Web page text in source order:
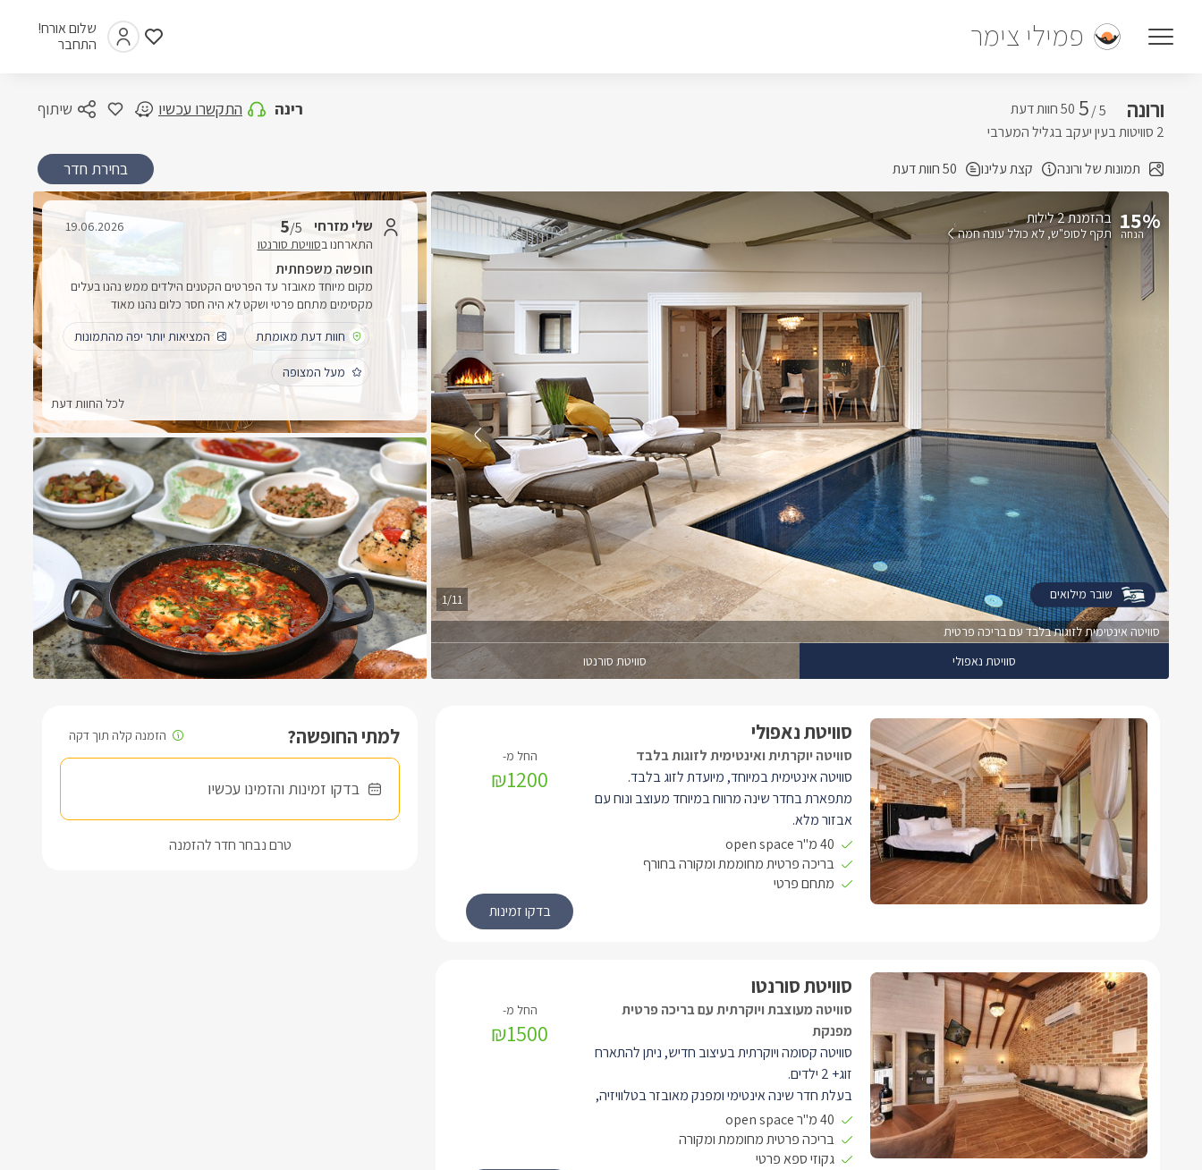
פמילי צימר
שלום אורח!
התחבר
ורונה 5 /
5
2 סוויטות בעין יעקב בגליל המערבי
תמונות של ורונה
קצת עלינו 50 חוות דעת
שיתוף רינה התקשרו עכשיו
בחירת חדר
סוויטה אינטימית לזוגות בלבד עם בריכה פרטית
1/11
סוויטת נאפולי סוויטת סורנטו
15% בהזמנת 2 לילות
תקף לסופ"ש לא כולל עונה חמה שלי מזרחי 5/5
התארחנו בסוויטת סורנטו
19.06.2026
חופשה משפחתית
מקום מיוחד מאובזר עד הפרטים הקטנים הילדים ממש נהנו בעלים
מקסימים מתחם פרטי ושקט לא היה חסר כלום נהנו מאוד
חוות דעת מאומתת
המציאות יותר יפה מהתמונות
מעל המצופה
לכל החוות דעת
שובר מילואים
למתי החופשה?
בדקו זמינות והזמינו עכשיו
טרם נבחר חדר להזמנה
סוויטת סורנטו
סוויטה מעוצבת ויוקרתית עם בריכה פרטית
מפנקת
סוויטה קסומה ויוקרתית בעיצוב חדיש, ניתן להתארח
זוג+ 2 ילדים.
בעלת חדר שינה אינטימי ומפנק מאובזר בטלוויזיה,
ומיזוג אוויר.
עם סלון ישיבה ומטבח מאובזר בכל מה שתצטרכו.
חדר רחצה פרטי מעוצב ואסתטי, עם אבזור מלא
40 מ"ר open space
בריכה פרטית מחוממת ומקורה
גקוזי ספא פרטי
₪1500
סוויטת נאפולי
סוויטה יוקרתית ואינטימית לזוגות בלבד
סוויטה אינטימית במיוחד, מיועדת לזוג בלבד.
מתפארת בחדר שינה מרווח במיוחד מעוצב ונוח עם
אבזור מלא.
החדר השינה שבו תמצאו מיטה זוגית, שלמולה
טלוויזיה חדישה מחוברת לכבלי YES ואנטרנט
אלחוטי.
40 מ"ר open space
בריכה פרטית מחוממת ומקורה בחורף
מתחם פרטי
₪1200